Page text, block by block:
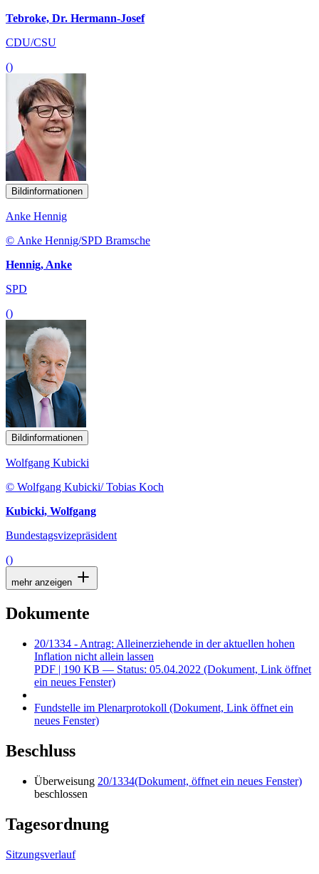
Tebroke, Dr. Hermann-Josef
CDU/CSU
()
Bildinformationen
Anke Hennig
© Anke Hennig/SPD Bramsche
Hennig, Anke
SPD
()
Bildinformationen
Wolfgang Kubicki
© Wolfgang Kubicki/ Tobias Koch
Kubicki, Wolfgang
Bundestagsvizepräsident
()
mehr anzeigen
Dokumente
20/1334 - Antrag: Alleinerziehende in der aktuellen hohen
Inflation nicht allein lassen
PDF | 190 KB — Status: 05.04.2022 (Dokument, Link öffnet
ein neues Fenster)
Fundstelle im Plenarprotokoll (Dokument, Link öffnet ein
neues Fenster)
Beschluss
Überweisung 20/1334(Dokument, öffnet ein neues Fenster)
beschlossen
Tagesordnung
Sitzungsverlauf